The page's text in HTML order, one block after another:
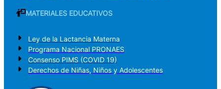
MATERIALES EDUCATIVOS
Ley de la Lactancia Materna
Programa Nacional PRONAES
Consenso PIMS (COVID 19)
Derechos de Niñas, Niños y Adolescentes